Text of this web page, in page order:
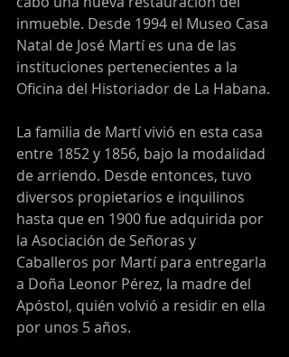
inmueble. Desde 1994 el Museo Casa
Natal de José Martí es una de las
instituciones pertenecientes a la
Oficina del Historiador de La Habana.
La familia de Martí vivió en esta casa
entre 1852 y 1856, bajo la modalidad
de arriendo. Desde entonces, tuvo
diversos propietarios e inquilinos
hasta que en 1900 fue adquirida por
la Asociación de Señoras y
Caballeros por Martí para entregarla
a Doña Leonor Pérez, la madre del
Apóstol, quién volvió a residir en ella
por unos 5 años.